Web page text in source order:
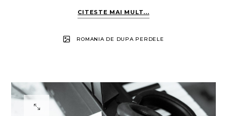
CITESTE MAI MULT...
ROMANIA DE DUPA PERDELE